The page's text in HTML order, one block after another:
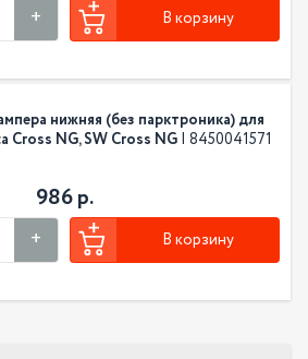
В корзину
нижняя (без парктроника) для
Cross NG, SW Cross NG | 8450041571
986 р.
В корзину